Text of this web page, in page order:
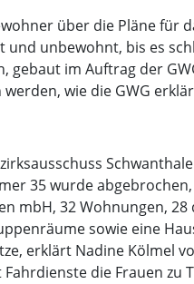
über die Pläne für
unbewohnt, bis es
gebaut im Auftrag der
werden, wie die GWG
35 wurde
mbH, 32 Wohnungen,
sowie eine
erklärt Nadine Kölmel
die Frauen zu